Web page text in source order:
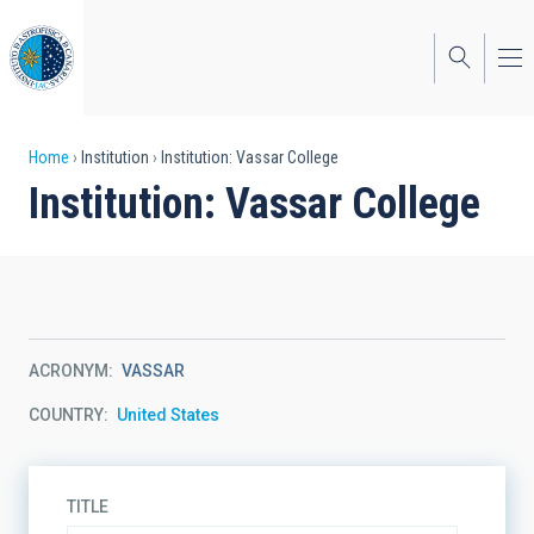
to
main
content
Breadcrumb
Home Institution Institution: Vassar College
Institution: Vassar College
ACRONYM VASSAR
COUNTRY United States
TITLE